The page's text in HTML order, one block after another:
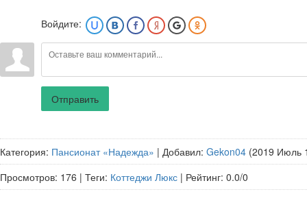
Войдите:
Отправить
Категория: Пансионат «Надежда» | Добавил: Gekon04 (2019 Июль
Просмотров: 176 | Теги: Коттеджи Люкс | Рейтинг: 0.0/0